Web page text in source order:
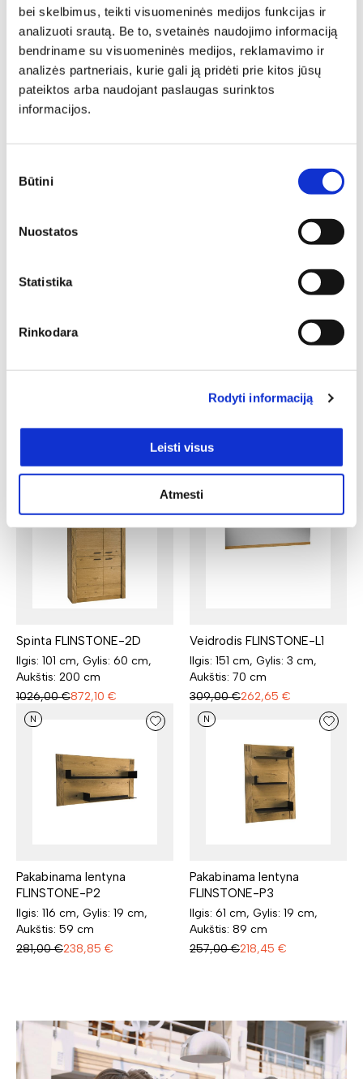
bei skelbimus, teikti visuomeninės medijos funkcijas ir
analizuoti srautą. Be to, svetainės naudojimo informaciją
bendriname su visuomeninės medijos, reklamavimo ir
analizės partneriais, kurie gali ją pridėti prie kitos jūsų
pateiktos arba naudojant paslaugas surinktos
informacijos.
pasirinkimas
Būtini
Nuostatos
Statistika
Rinkodara
Rodyti informaciją
Leisti visus
Atmesti
Natūrali, šilta, praktiška ir nepaprastai graži kolekcija,
sukūrta, norint pasigrožėti. Dėl gyvos tekstūros ir
natūralaus medžio rašto, šių baldų moduliai stebina
vaizduotę. Šie baldai, gali papuošti jūsų valgomąjį ar
svetainę.
WHOLE COLLECTION
Tags:
KOKYBIŠKI SVETAINĖS BALDAI
GRAŽŪS SVETAINĖS BALDAI
MODERNŪS SVETAINĖS BALDAI
PAKABINAMOS LENTYNOS
Similar products
Spinta FLINSTONE-2D
Ilgis: 101 cm, Gylis: 60 cm,
Aukštis: 200 cm
1026,00 €872,10 €
Veidrodis FLINSTONE-L1
Ilgis: 151 cm, Gylis: 3 cm,
Aukštis: 70 cm
309,00 €262,65 €
N
Pakabinama lentyna
FLINSTONE-P2
Ilgis: 116 cm, Gylis: 19 cm,
Aukštis: 59 cm
281,00 €238,85 €
N
Pakabinama lentyna
FLINSTONE-P3
Ilgis: 61 cm, Gylis: 19 cm,
Aukštis: 89 cm
257,00 €218,45 €